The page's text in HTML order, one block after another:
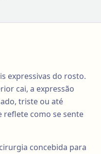
expressivas do rosto.
cai, a expressão
triste ou até
reflete como se sente
concebida para